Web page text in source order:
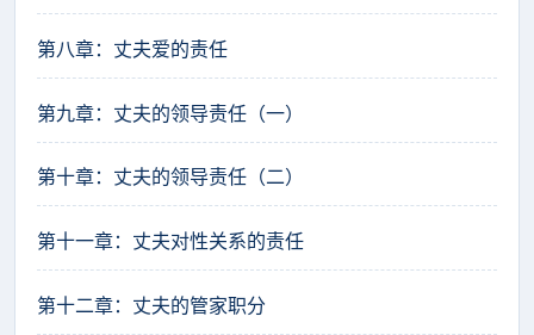
第八章：丈夫爱的责任
第九章：丈夫的领导责任（一）
第十章：丈夫的领导责任（二）
第十一章：丈夫对性关系的责任
第十二章：丈夫的管家职分